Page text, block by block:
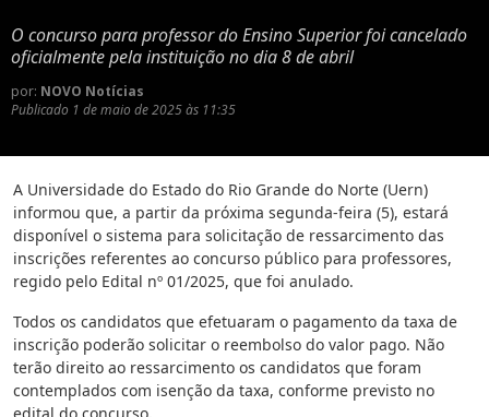
O concurso para professor do Ensino Superior foi cancelado
oficialmente pela instituição no dia 8 de abril
por: NOVO Notícias
Publicado 1 de maio de 2025 às 11:35
A Universidade do Estado do Rio Grande do Norte (Uern)
informou que, a partir da próxima segunda-feira (5), estará
disponível o sistema para solicitação de ressarcimento das
inscrições referentes ao concurso público para professores,
regido pelo Edital nº 01/2025, que foi anulado.
Todos os candidatos que efetuaram o pagamento da taxa de
inscrição poderão solicitar o reembolso do valor pago. Não
terão direito ao ressarcimento os candidatos que foram
contemplados com isenção da taxa, conforme previsto no